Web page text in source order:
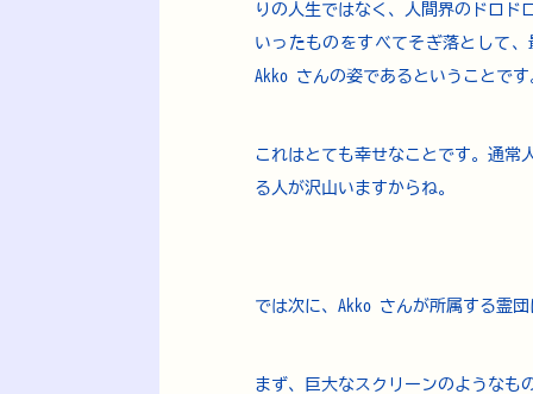
りの人生ではなく、人間界のドロド
いったものをすべてそぎ落として
Akko さんの姿であるということです
これはとても幸せなことです。通常
る人が沢山いますからね。
では次に、Akko さんが所属する霊
まず、巨大なスクリーンのようなも